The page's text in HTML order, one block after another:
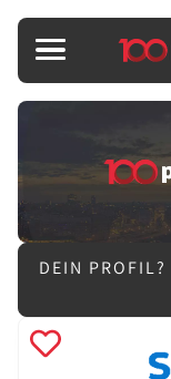
DEIN PROFIL?